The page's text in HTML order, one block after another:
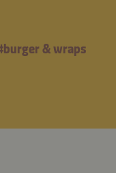
burger & wraps